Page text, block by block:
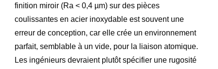
finition miroir (Ra < 0,4 µm) sur des pièces
coulissantes en acier inoxydable est souvent une
erreur de conception, car elle crée un environnement
parfait, semblable à un vide, pour la liaison atomique.
Les ingénieurs devraient plutôt spécifier une rugosité